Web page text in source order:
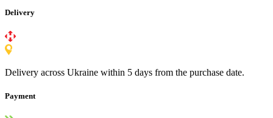
Delivery
Delivery across Ukraine within 5 days from the purchase date.
Payment